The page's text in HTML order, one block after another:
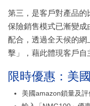
第三，是客戶對產品
保險銷售模式已漸變成
配合，透過全天候的
擊」，藉此體現客戶自
限時優惠：美
美國amazon鎖量及評